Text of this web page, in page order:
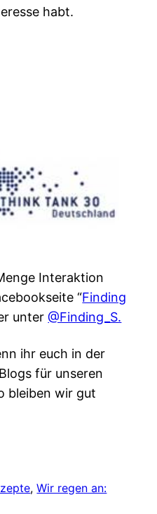
habt.
Interaktion
“Finding
unter@Finding_S.
ihr euch in der
für unseren
bleiben wir gut
, Wir regen an: